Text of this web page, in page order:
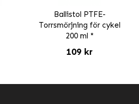
Ballistol PTFE-
Torrsmörjning för cykel
200 ml *
109 kr